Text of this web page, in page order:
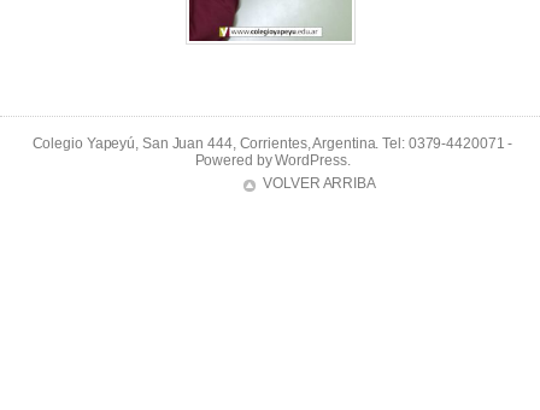
Colegio Yapeyú, San Juan 444, Corrientes, Argentina. Tel: 0379-4420071 -
Powered byWordPress.
VOLVER ARRIBA